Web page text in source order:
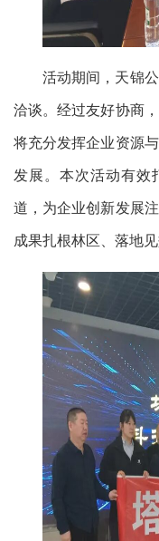
活动期间，天锦
洽谈。经过友好协商
将充分发挥企业资源
发展。本次活动有效
道，为企业创新发展
成果扎根林区、落地